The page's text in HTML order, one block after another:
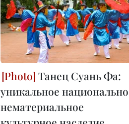
Танец Суань Фа:
уникальное
нематериальное